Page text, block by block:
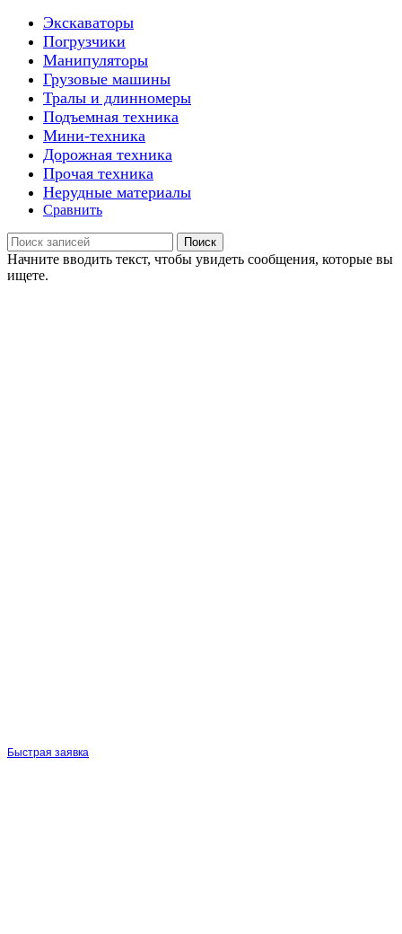
Экскаваторы
Погрузчики
Манипуляторы
Грузовые машины
Тралы и длинномеры
Подъемная техника
Мини-техника
Дорожная техника
Прочая техника
Нерудные материалы
Сравнить
Поиск
Начните вводить текст, чтобы увидеть сообщения, которые вы
ищете.
Быстрая заявка